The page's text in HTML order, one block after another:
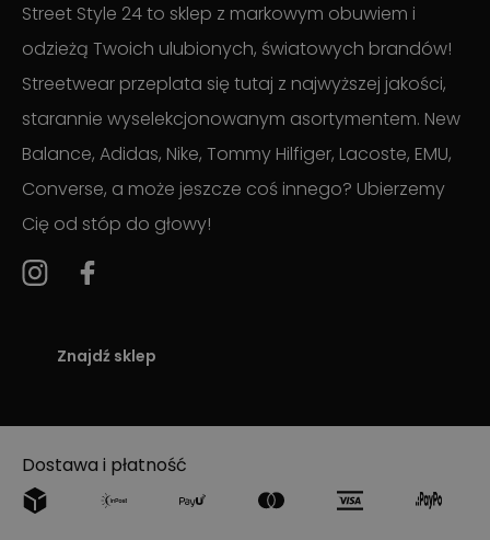
Street Style 24 to sklep z markowym obuwiem i
odzieżą Twoich ulubionych, światowych brandów!
Streetwear przeplata się tutaj z najwyższej jakości,
starannie wyselekcjonowanym asortymentem. New
Balance, Adidas, Nike, Tommy Hilfiger, Lacoste, EMU,
Converse, a może jeszcze coś innego? Ubierzemy
Cię od stóp do głowy!
Znajdź sklep
Dostawa i płatność